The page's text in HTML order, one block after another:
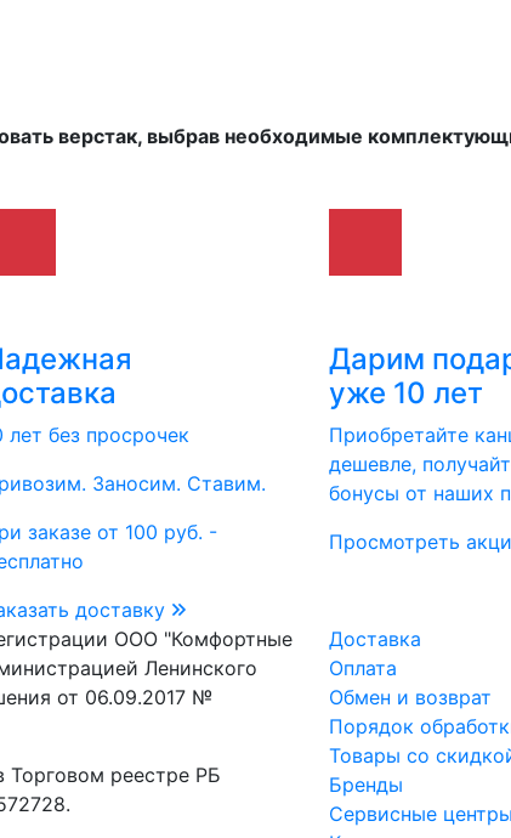
верстак, выбрав необходимые
лет без просрочек
Заносим. Ставим.
заказе от 100 руб. -
доставку
Дарим
уже 10 лет
Приобретайте
дешевле,
бонусы от наших
Просмотреть
ООО "Комфортные
Ленинского
от 06.09.2017 №
Торговом реестре РБ
Доставка
Оплата
Обмен и возврат
Порядок
Товары со
Бренды
Сервисные центры